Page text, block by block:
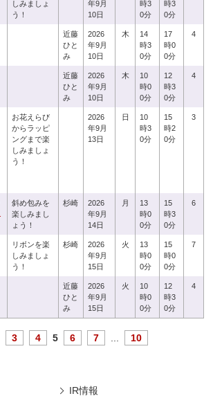
しみましょ
う！
年9月
10日
時3
0分
時3
0分
近藤
ひと
み
2026
年9月
10日
木
14
時3
0分
17
時0
0分
4
近藤
ひと
み
2026
年9月
10日
木
10
時0
0分
12
時3
0分
4
お花えらび
からラッピ
ングまで楽
しみましょ
う！
2026
年9月
13日
日
10
時3
0分
15
時2
0分
3
斜め包みを
楽しみまし
ょう！
杉崎
2026
年9月
14日
月
13
時0
0分
15
時3
0分
6
リボンを楽
しみましょ
う！
杉崎
2026
年9月
15日
火
13
時0
0分
15
時0
0分
7
近藤
ひと
み
2026
年9月
15日
火
10
時0
0分
12
時3
0分
4
3 4 5 6 7 10
IR情報